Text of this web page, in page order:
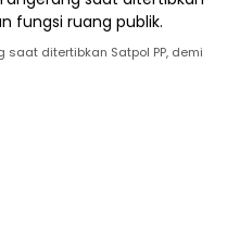
saat ditertibkan Satpol PP, demi